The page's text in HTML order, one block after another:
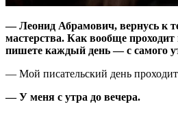
— Леонид Абрамович, вернусь к
мастерства. Как вообще
пишете каждый день — с самого
— Мой писательский день проходит
— У меня с утра до вечера.